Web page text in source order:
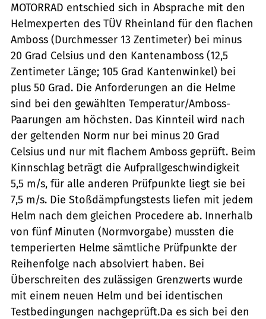
MOTORRAD entschied sich in Absprache mit den
Helmexperten des TÜV Rheinland für den flachen
Amboss (Durchmesser 13 Zentimeter) bei minus
20 Grad Celsius und den Kantenamboss (12,5
Zentimeter Länge; 105 Grad Kantenwinkel) bei
plus 50 Grad. Die Anforderungen an die Helme
sind bei den gewählten Temperatur/Amboss-
Paarungen am höchsten. Das Kinnteil wird nach
der geltenden Norm nur bei minus 20 Grad
Celsius und nur mit flachem Amboss geprüft. Beim
Kinnschlag beträgt die Aufprallgeschwindigkeit
5,5 m/s, für alle anderen Prüfpunkte liegt sie bei
7,5 m/s. Die Stoßdämpfungstests liefen mit jedem
Helm nach dem gleichen Procedere ab. Innerhalb
von fünf Minuten (Normvorgabe) mussten die
temperierten Helme sämtliche Prüfpunkte der
Reihenfolge nach absolviert haben. Bei
Überschreiten des zulässigen Grenzwerts wurde
mit einem neuen Helm und bei identischen
Testbedingungen nachgeprüft.Da es sich bei den